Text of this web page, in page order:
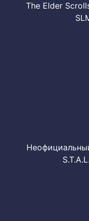
The Elder